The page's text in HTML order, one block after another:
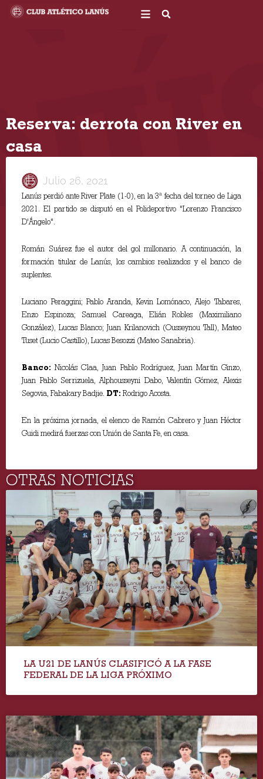
Reserva: derrota con River en
casa
Julio 26, 2021
Lanús perdió ante River Plate (1-0), en la 3ª fecha del torneo de Liga
2021. El partido se disputó en el Polideportivo "Lorenzo Francisco
D'Ángelo".
Román Suárez fue el autor del gol millonario. A continuación, la
formación titular de Lanús, los cambios realizados y el banco de
suplentes.
Luciano Peraggini; Pablo Aranda, Kevin Lomónaco, Alejo Tabares,
Enzo Espinoza; Samuel Careaga, Elián Robles (Maximiliano
González), Lucas Blanco; Juan Krilanovich (Ousseynou Tall), Mateo
Tuset (Lucio Castillo), Lucas Besozzi (Mateo Sanabria).
Banco: Nicolás Claa, Juan Pablo Rodríguez, Juan Martín Ginzo,
Juan Pablo Serrizuela, Alphousseyni Dabo, Valentín Gómez, Alexis
Segovia, Fabakary Badjie. DT: Rodrigo Acosta.
En la próxima jornada, el elenco de Ramón Cabrero y Juan Héctor
Guidi medirá fuerzas con Unión de Santa Fe, en casa.
OTRAS NOTICIAS
LA U21 DE LANÚS CLASIFICÓ A LA FASE
FEDERAL DE LA LIGA PRÓXIMO